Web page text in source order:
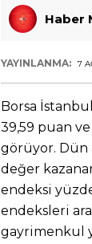
Haber
YAYINLANMA: 7
Borsa
39,59 puan
görüyor. Dün
değer
endeksi
endeksleri
gayrimenkul